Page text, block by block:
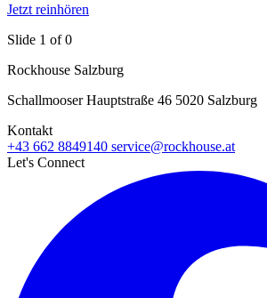
Jetzt reinhören
Slide 1 of 0
Rockhouse Salzburg
Schallmooser Hauptstraße 46 5020 Salzburg
Kontakt
+43 662 8849140 service@rockhouse.at
Let's Connect